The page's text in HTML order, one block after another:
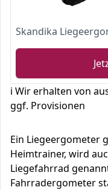
ℹ️ Wir erhalten von
ggf. Provisionen
Ein Liegeergometer
Heimtrainer, wird
Liegefahrrad
Fahrradergometer